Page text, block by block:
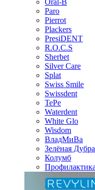
Oral-B
Paro
Pierrot
Plackers
PresiDENT
R.O.C.S
Sherbet
Silver Care
Splat
Swiss Smile
Swissdent
TePe
Waterdent
White Glo
Wisdom
ВладМиВа
Зелёная
Колумб